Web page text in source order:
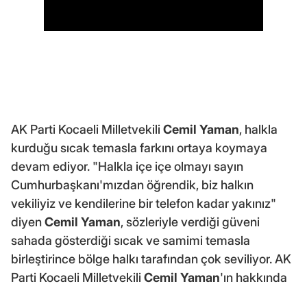
AK Parti Kocaeli MilletvekiliCemil Yaman, halkla
kurduğu sıcak temasla farkını ortaya koymaya
devam ediyor. "Halkla içe içe olmayı sayın
Cumhurbaşkanı'mızdan öğrendik, biz halkın
vekiliyiz ve kendilerine bir telefon kadar yakınız"
diyenCemil Yaman, sözleriyle verdiği güveni
sahada gösterdiği sıcak ve samimi temasla
birleştirince bölge halkı tarafından çok seviliyor. AK
Parti Kocaeli MilletvekiliCemil Yaman'ın hakkında